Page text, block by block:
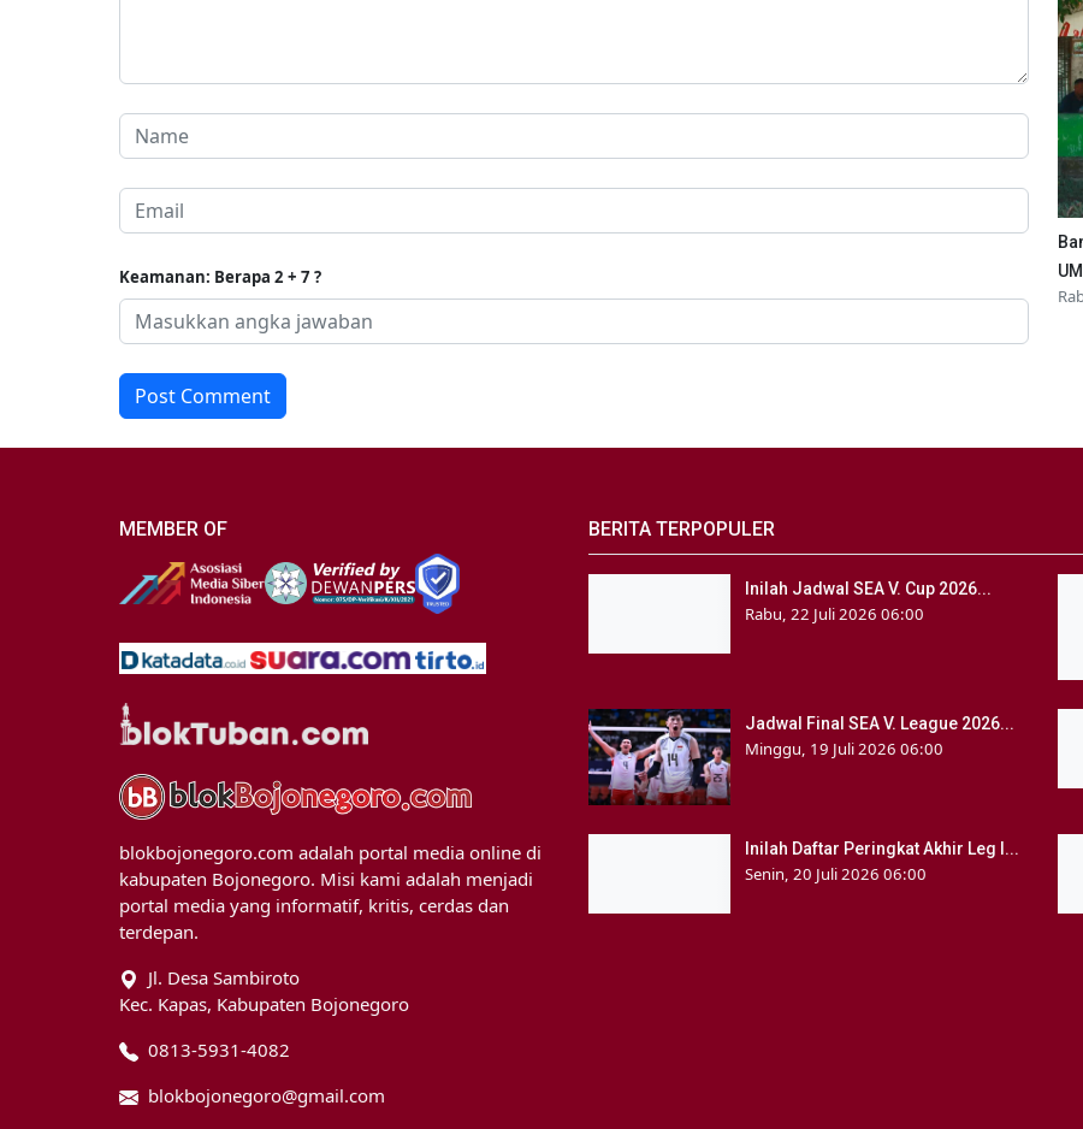
Keamanan: Berapa 2 + 7 ?
Post Comment
MEMBER OF
blokbojonegoro.com adalah portal media online di
kabupaten Bojonegoro. Misi kami adalah menjadi
portal media yang informatif, kritis, cerdas dan
terdepan.
Jl. Desa Sambiroto
Kec. Kapas, Kabupaten Bojonegoro
0813-5931-4082
blokbojonegoro@gmail.com
BERITA TERPOPULER
Inilah Jadwal SEA V. Cup 2026...
Rabu, 22 Juli 2026 06:00
Jadwal Final SEA V. League 2026...
Minggu, 19 Juli 2026 06:00
Inilah Daftar Peringkat Akhir Leg I...
Senin, 20 Juli 2026 06:00